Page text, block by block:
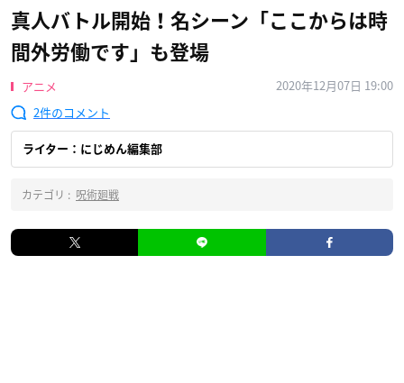
真人バトル開始！名シーン「ここからは時
間外労働です」も登場
アニメ
2020年12月07日 19:00
2
ライター：にじめん編集部
カテゴリ : 呪術廻戦